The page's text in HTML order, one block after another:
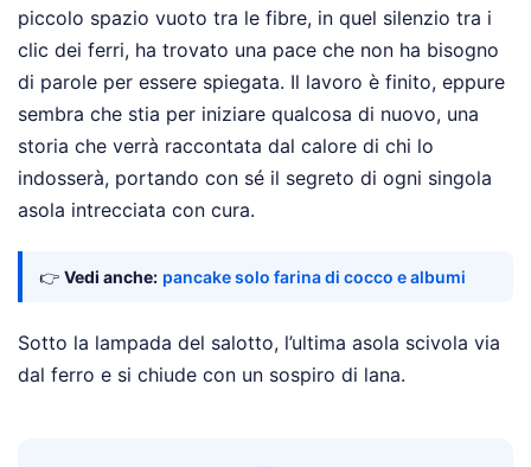
piccolo spazio vuoto tra le fibre, in quel silenzio tra i
clic dei ferri, ha trovato una pace che non ha bisogno
di parole per essere spiegata. Il lavoro è finito, eppure
sembra che stia per iniziare qualcosa di nuovo, una
storia che verrà raccontata dal calore di chi lo
indosserà, portando con sé il segreto di ogni singola
asola intrecciata con cura.
👉 Vedi anche: pancake solo farina di cocco e albumi
Sotto la lampada del salotto, l’ultima asola scivola via
dal ferro e si chiude con un sospiro di lana.